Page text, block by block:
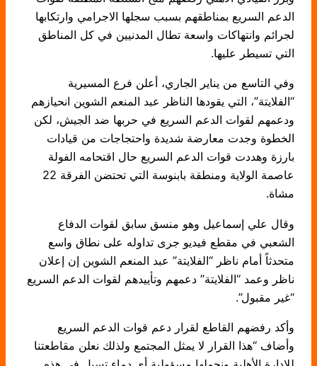
الدعم السريع بمناطقهم بسبب سجلها الاجرامي وارتكابها
لجرائم وانتهاكات واسعة تطال المدنيين في كل المناطق
التي تسيطر عليها.
وفي التاسع من يناير الجاري، أعلن فرع المسيرية
“الفلايتة”، التي يقودها الناظر عبد المنعم الشوين انحيازهم
ودعمهم لقوات الدعم السريع في حربها ضد الجيش، لكن
الخطوة وجدت معارضة شديدة واحتجاجات من قيادات
بارزة وهددت قوات الدعم السريع حال اقتحامه الفولة
عاصمة الولاية ومنطقة بابنوسة التي تحتضن الفرقة 22
مشاة.
وقال علي إسماعيل وهو منسق سابق لقوات الدفاع
الشعبي في مقطع فيديو جرى تداوله على نطاق واسع
متحدثاً أمام ناظر “الفلايتة” عبد المنعم الشوين إن إعلان
ناظر وعمد “الفلايتة” دعمهم وتأييدهم لقوات الدعم السريع
“غير مقبول”.
وأكد رفضهم القاطع لقرار دعم قوات الدعم السريع
وأضاف “هذا القرار لا يمثل المجتمع ولذلك نعلن مقاطعتنا